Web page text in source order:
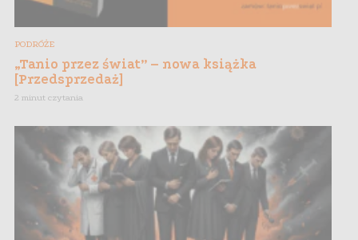
PODRÓŻE
„Tanio przez świat” – nowa książka
[Przedsprzedaż]
2 minut czytania